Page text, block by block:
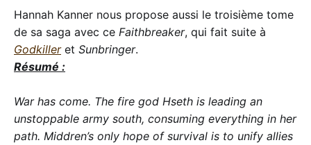
Hannah Kanner nous propose aussi le troisième tome
de sa saga avec ce Faithbreaker, qui fait suite à
Godkilleret Sunbringer.
Résumé :
War has come. The fire god Hseth is leading an
unstoppable army south, consuming everything in her
path. Middren’s only hope of survival is to unify allies